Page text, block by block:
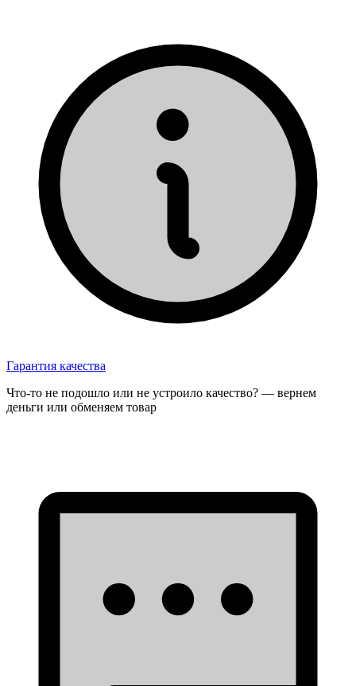
Гарантия качества
Что-то не подошло или не устроило качество? — вернем
деньги или обменяем товар